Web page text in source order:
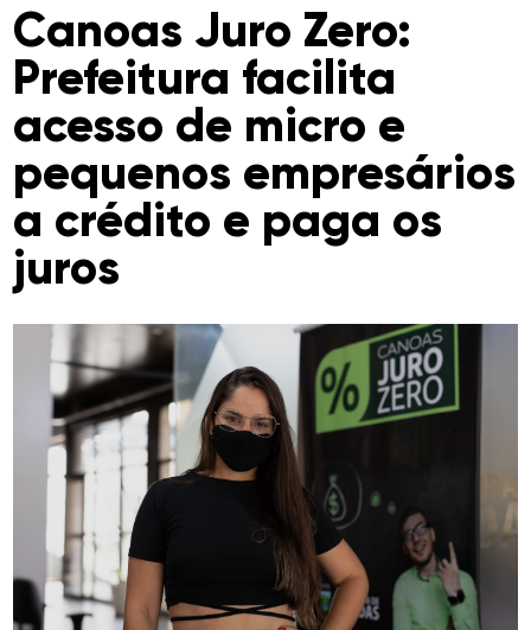
Canoas Juro Zero:
Prefeitura facilita
acesso de micro e
pequenos empresários
a crédito e paga os
juros